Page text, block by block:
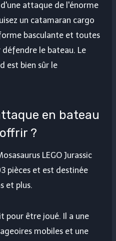
attaque de l'énorme
un catamaran cargo
basculante et toutes
défendre le bateau. Le
est bien sûr le
en bateau
?
LEGO Jurassic
pièces et est destinée
et plus.
pour être joué. Il a une
mobiles et une